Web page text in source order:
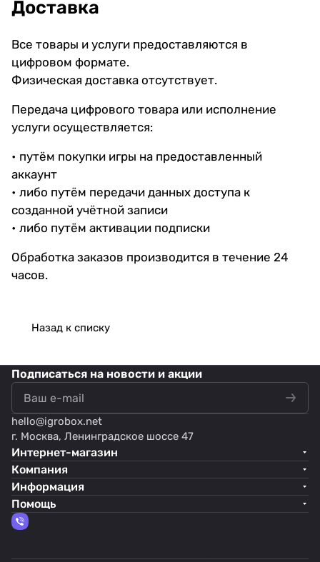
Доставка
Все товары и услуги предоставляются в
цифровом формате.
Физическая доставка отсутствует.
Передача цифрового товара или исполнение
услуги осуществляется:
• путём покупки игры на предоставленный
аккаунт
• либо путём передачи данных доступа к
созданной учётной записи
• либо путём активации подписки
Обработка заказов производится в течение 24
часов.
Назад к списку
Подписаться на новости и акции
hello@igrobox.net
г. Москва, Ленинградское шоссе 47
Интернет-магазин
Компания
Информация
Помощь